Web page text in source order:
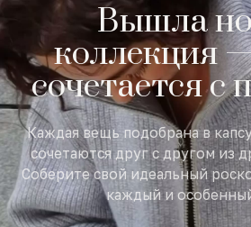
Вышла
коллекция
сочетается с
Каждая вещь подобрана в
сочетаются друг с другом из
Соберите свой идеальный
каждый и